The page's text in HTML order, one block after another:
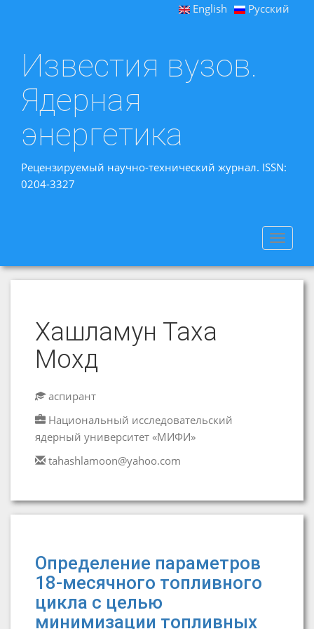
English Русский
Известия вузов.
Ядерная
энергетика
Рецензируемый научно-технический журнал. ISSN:
0204-3327
Toggle
Хашламун Таха
Мохд
аспирант
Национальный исследовательский
ядерный университет «МИФИ»
tahashlamoon@yahoo.com
Определение параметров
18-месячного топливного
цикла с целью
минимизации топливных